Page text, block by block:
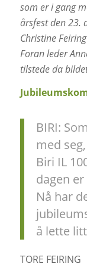
som er i gang
årsfest den 23.
Christine
Foran leder
tilstede da
BIRI:
med
Biri IL
dagen
Nå har
å lette
TORE FEIRING